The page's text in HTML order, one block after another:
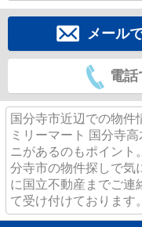
メール
電
国分寺市近辺での物件
ミリーマート 国分寺
ニがあるのもポイント
分寺市の物件探しで気
に国立不動産までご連
て受け付けております。